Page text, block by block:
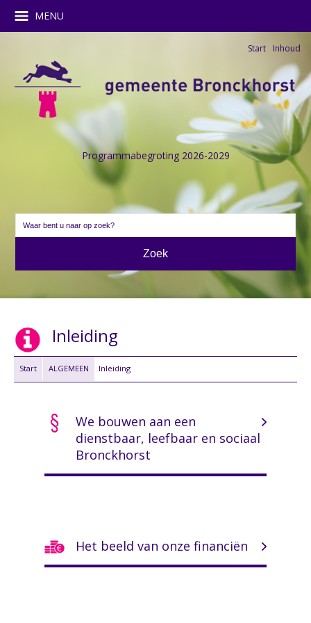
Programmabegroting 2026-2029
Start Inhoud
MENU
Inleiding
Start ALGEMEEN Inleiding
We bouwen aan een
dienstbaar, leefbaar en sociaal
Bronckhorst
Het beeld van onze financiën